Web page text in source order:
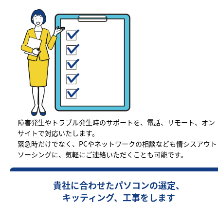
障害発生やトラブル発生時のサポートを、電話、リモート、オン
サイトで対応いたします。
緊急時だけでなく、PCやネットワークの相談なども情シスアウト
ソーシングに、気軽にご連絡いただくことも可能です。
貴社に合わせたパソコンの選定、
キッティング、工事をします